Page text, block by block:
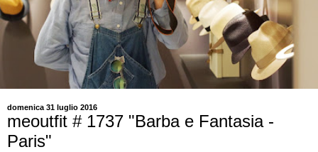
domenica 31 luglio 2016
meoutfit # 1737 "Barba e Fantasia -
Paris"